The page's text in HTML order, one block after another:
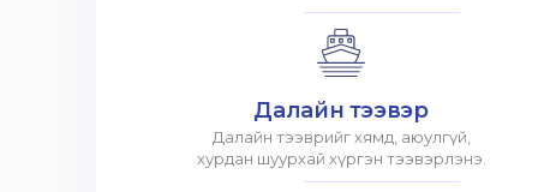
Далайн тээвэр
Далайн тээврийг хямд, аюулгүй,
хурдан шуурхай хүргэн тээвэрлэнэ.